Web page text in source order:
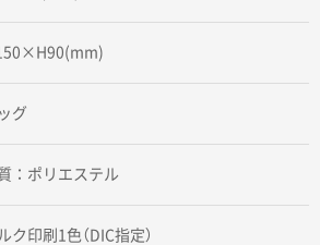
グ
：ポリエステル
ク印刷1色（DIC指定）